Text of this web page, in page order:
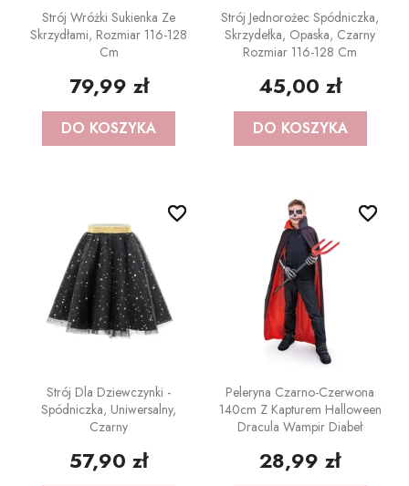
Strój Wróżki Sukienka Ze
Skrzydłami, Rozmiar 116-128
Cm
79,99 zł
DO KOSZYKA
Strój Jednorożec Spódniczka,
Skrzydełka, Opaska, Czarny
Rozmiar 116-128 Cm
45,00 zł
DO KOSZYKA
Strój Dla Dziewczynki -
Spódniczka, Uniwersalny,
Czarny
57,90 zł
favorite_border
favorite_border
Peleryna Czarno-Czerwona
140cm Z Kapturem Halloween
Dracula Wampir Diabeł
28,99 zł
favorite_border
favorite_border